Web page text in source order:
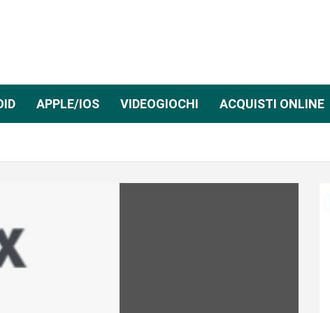
APPLE/IOS VIDEOGIOCHI ACQUISTI ONLINE